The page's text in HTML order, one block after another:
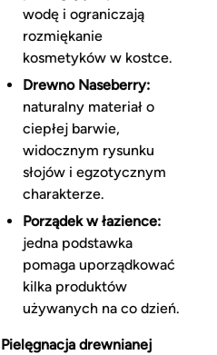
wodę i ograniczają
rozmiękanie
kosmetyków w kostce.
Drewno Naseberry:
naturalny materiał o
ciepłej barwie,
widocznym rysunku
słojów i egzotycznym
charakterze.
Porządek w łazience:
jedna podstawka
pomaga uporządkować
kilka produktów
używanych na co dzień.
Pielęgnacja drewnianej